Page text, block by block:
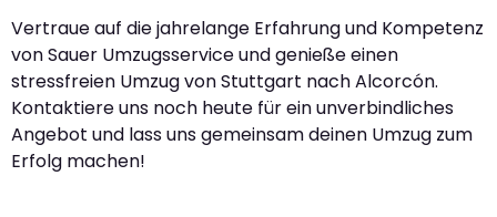
Vertraue auf die jahrelange Erfahrung und Kompetenz
von Sauer Umzugsservice und genieße einen
stressfreien Umzug von Stuttgart nach Alcorcón.
Kontaktiere uns noch heute für ein unverbindliches
Angebot und lass uns gemeinsam deinen Umzug zum
Erfolg machen!